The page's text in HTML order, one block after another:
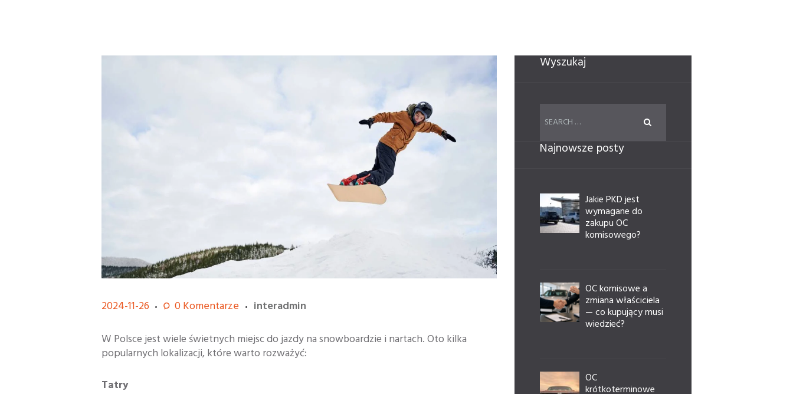
2024-11-26 0Komentarze
interadmin
W Polsce jest wiele świetnych miejsc do jazdy na snowboardzie i nartach. Oto kilka
popularnych lokalizacji, które warto rozważyć:
Tatry
Wyszukaj
Najnowsze posty
Jakie PKD jest
wymagane do
zakupu OC
komisowego?
OC komisowe a
zmiana właściciela
— co kupujący musi
wiedzieć?
OC
krótkoterminowe